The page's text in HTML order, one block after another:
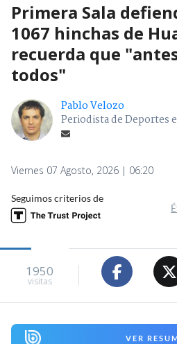
Primera Sala
1067 hinchas de
recuerda que
todos"
Pablo Velozo
Periodista de Deportes
Viernes 07 Agosto, 2026 | 06:20
Seguimos criterios de
1950
visitas
VER